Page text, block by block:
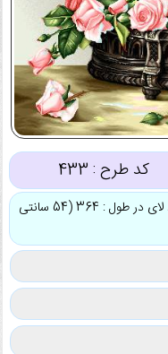
کد طرح : 433
تعداد لای در طول : 364 (54 سانتی